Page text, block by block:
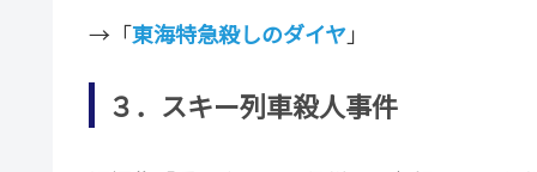
→「東海特急殺しのダイヤ」
３．スキー列車殺人事件